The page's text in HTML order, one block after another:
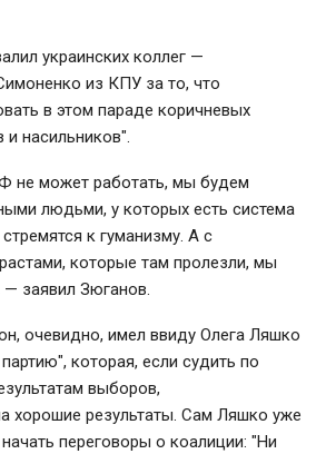
украинских коллег —
из КПУ за то, что
в этом параде коричневых
и насильников".
не может работать, мы будем
людьми, у которых есть система
к гуманизму. А с
которые там пролезли, мы
— заявил Зюганов.
очевидно, имел ввиду Олега Ляшко
которая, если судить по
выборов,
хорошие результаты. Сам Ляшко уже
переговоры о коалиции: "Ни